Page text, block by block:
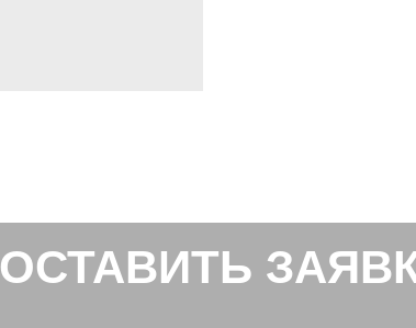
ОСТАВИТЬ